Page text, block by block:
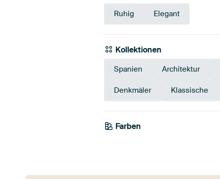
Ruhig Elegant
Kollektionen
Spanien Architektur
Denkmäler Klassische
Farben
Braun